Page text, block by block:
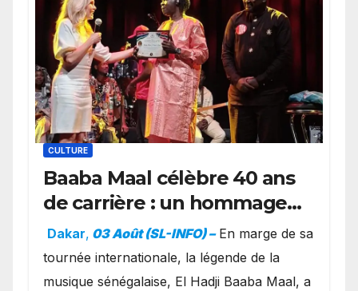
CULTURE
Baaba Maal célèbre 40 ans
de carrière : un hommage
exceptionnel à Oslo en
présence de la famille
royale.
Dakar, 03 Août (SL-INFO) – ​En marge de sa
tournée internationale, la légende de la
musique sénégalaise, El Hadji Baaba Maal, a